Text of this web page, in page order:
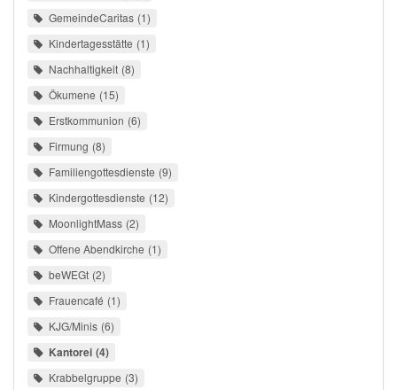
GemeindeCaritas 1
Kindertagesstätte 1
Nachhaltigkeit 8
Ökumene 15
Erstkommunion 6
Firmung 8
Familiengottesdienste 9
Kindergottesdienste 12
MoonlightMass 2
Offene Abendkirche 1
beWEGt 2
Frauencafé 1
KJG/Minis 6
Kantorei 4
Krabbelgruppe 3